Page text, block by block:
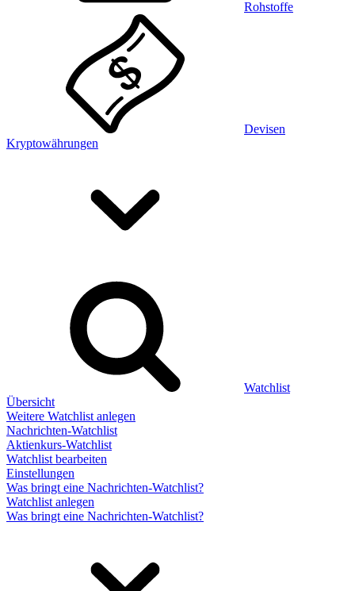
Rohstoffe
Devisen
Kryptowährungen
Watchlist
Übersicht
Weitere Watchlist anlegen
Nachrichten-Watchlist
Aktienkurs-Watchlist
Watchlist bearbeiten
Einstellungen
Was bringt eine Nachrichten-Watchlist?
Watchlist anlegen
Was bringt eine Nachrichten-Watchlist?